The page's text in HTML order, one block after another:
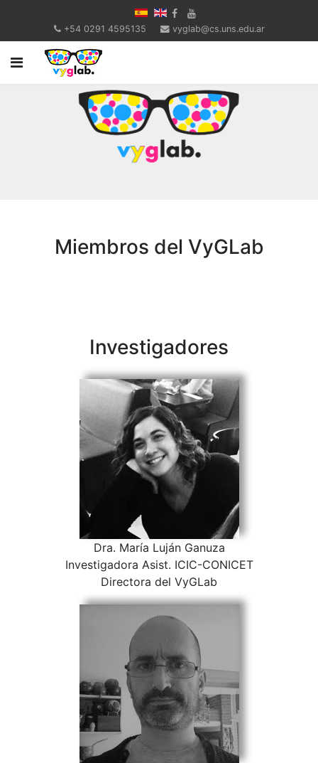
+54 0291 4595135 vyglab@cs.uns.edu.ar
Miembros del VyGLab
Investigadores
Dra. María Luján Ganuza
Investigadora Asist. ICIC-CONICET
Directora del VyGLab